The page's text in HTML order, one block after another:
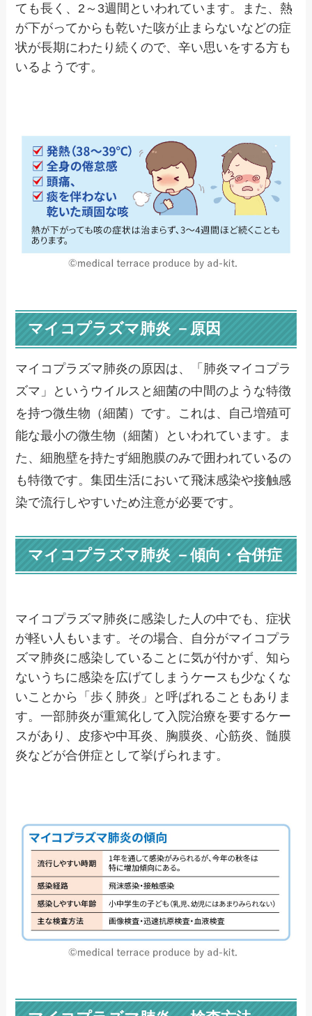
ても長く、2～3週間といわれています。また、熱
が下がってからも乾いた咳が止まらないなどの症
状が長期にわたり続くので、辛い思いをする方も
いるようです。
マイコプラズマ肺炎 －原因
マイコプラズマ肺炎の原因は、「肺炎マイコプラ
ズマ」というウイルスと細菌の中間のような特徴
を持つ微生物（細菌）です。これは、自己増殖可
能な最小の微生物（細菌）といわれています。ま
た、細胞壁を持たず細胞膜のみで囲われているの
も特徴です。集団生活において飛沫感染や接触感
染で流行しやすいため注意が必要です。
マイコプラズマ肺炎 －傾向・合併症
マイコプラズマ肺炎に感染した人の中でも、症状
が軽い人もいます。その場合、自分がマイコプラ
ズマ肺炎に感染していることに気が付かず、知ら
ないうちに感染を広げてしまうケースも少なくな
いことから「歩く肺炎」と呼ばれることもありま
す。一部肺炎が重篤化して入院治療を要するケー
スがあり、皮疹や中耳炎、胸膜炎、心筋炎、髄膜
炎などが合併症として挙げられます。